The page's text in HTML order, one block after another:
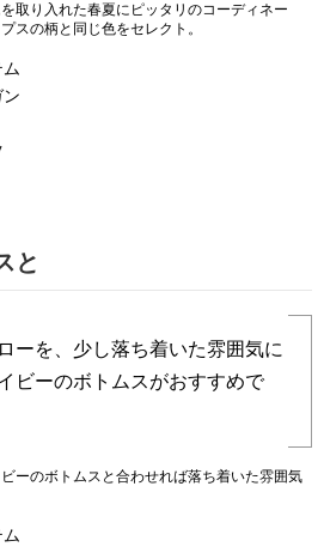
取り入れた春夏にピッタリのコーディネー
スの柄と同じ色をセレクト。
と
ーを、少し落ち着いた雰囲気に
ビーのボトムスがおすすめで
ーのボトムスと合わせれば落ち着いた雰囲気